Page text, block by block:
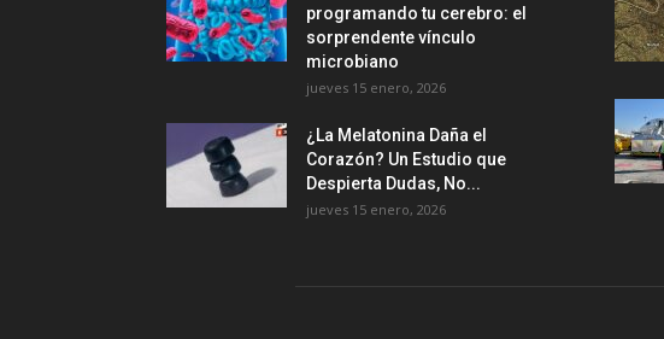
programando tu cerebro: el
sorprendente vínculo
microbiano
jueves 15 enero, 2026
¿La Melatonina Daña el
Corazón? Un Estudio que
Despierta Dudas, No...
jueves 15 enero, 2026